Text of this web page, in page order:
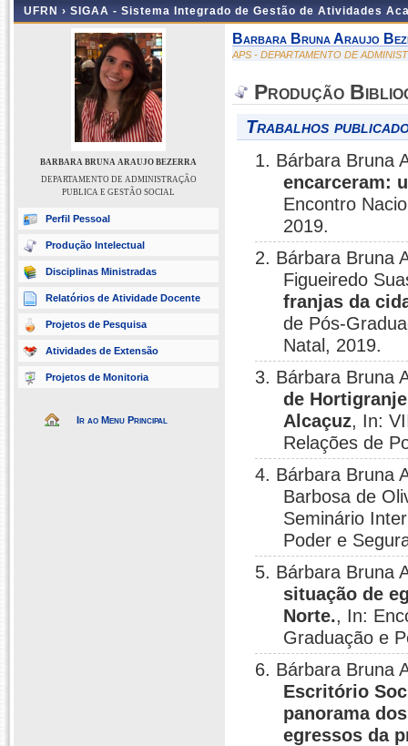
UFRN › SIGAA - Sistema Integrado de Gestão de Atividades
BARBARA BRUNA ARAUJO BEZERRA
DEPARTAMENTO DE ADMINISTRAÇÃO
PUBLICA E GESTÃO SOCIAL
Perfil Pessoal
Produção Intelectual
Disciplinas Ministradas
Relatórios de Atividade Docente
Projetos de Pesquisa
Atividades de Extensão
Projetos de Monitoria
Ir ao Menu Principal
Barbara Bruna Araujo
APS - DEPARTAMENTO DE
Produção
Trabalhos
1. Bárbara Bruna
encarceram:
Encontro
2019.
2. Bárbara Bruna
Figueiredo
franjas da
de Pós-
Natal, 2019.
3. Bárbara Bruna
de
Alcaçuz, In:
Relações de
4. Bárbara Bruna
Barbosa de
Seminário
Poder e
5. Bárbara Bruna
situação de
Norte., In:
Graduação e
6. Bárbara Bruna
Escritório
panorama
egressos da